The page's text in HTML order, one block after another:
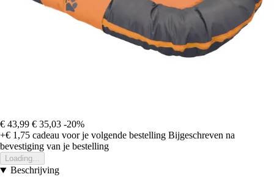
€ 43,99 € 35,03 -20%
+€ 1,75 cadeau voor je volgende bestelling Bijgeschreven na
bevestiging van je bestelling
Loading...
Beschrijving